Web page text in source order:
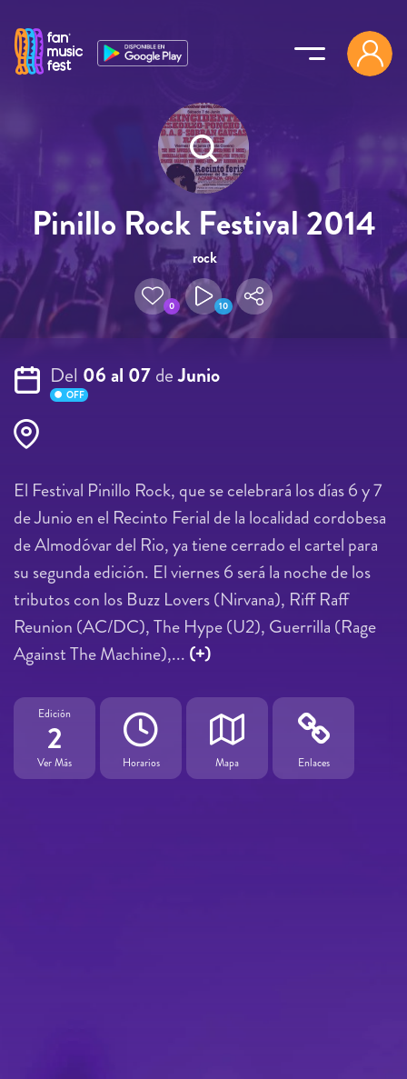
Pinillo Rock Festival 2014
rock
0 10
Del 06 al 07deJunio
OFF
El Festival Pinillo Rock, que se celebrará los días 6 y 7
de Junio en el Recinto Ferial de la localidad cordobesa
de Almodóvar del Rio, ya tiene cerrado el cartel para
su segunda edición. El viernes 6 será la noche de los
tributos con los Buzz Lovers (Nirvana), Riff Raff
Reunion (AC/DC), The Hype (U2), Guerrilla (Rage
Against The Machine),... (+)
Edición
2
Ver Más Horarios Mapa Enlaces